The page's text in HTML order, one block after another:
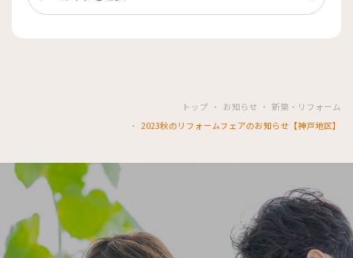
トップ お知らせ
新築・リフォーム
2023秋のリフォームフェアのお知らせ【神戸地区】